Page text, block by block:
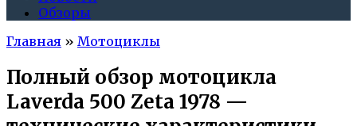
Обзоры
Главная » Мотоциклы
Полный обзор мотоцикла
Laverda 500 Zeta 1978 —